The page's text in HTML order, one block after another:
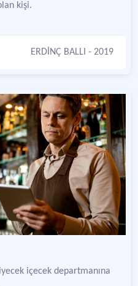
kişi.
ERDİNÇ BALLI - 2019
içecek departmanına